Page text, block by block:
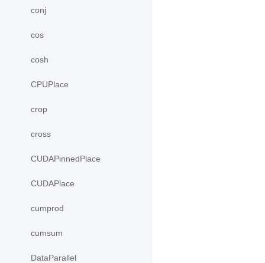
conj
cos
cosh
CPUPlace
crop
cross
CUDAPinnedPlace
CUDAPlace
cumprod
cumsum
DataParallel